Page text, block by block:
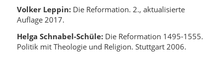
Volker Leppin:Die Reformation. 2., aktualisierte
Auflage 2017.
Helga Schnabel-Schüle:Die Reformation 1495-1555.
Politik mit Theologie und Religion. Stuttgart 2006.